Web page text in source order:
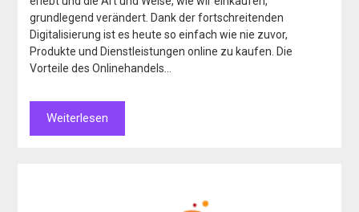
grundlegend verändert. Dank der fortschreitenden
Digitalisierung ist es heute so einfach wie nie zuvor,
Produkte und Dienstleistungen online zu kaufen. Die
Vorteile des Onlinehandels…
Weiterlesen